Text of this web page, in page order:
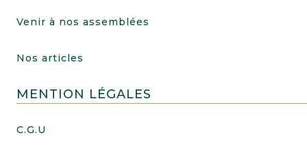
Venir à nos assemblées
Nos articles
MENTION LÉGALES
C.G.U